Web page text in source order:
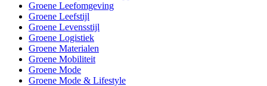
Groene Leefomgeving
Groene Leefstijl
Groene Levensstijl
Groene Logistiek
Groene Materialen
Groene Mobiliteit
Groene Mode
Groene Mode & Lifestyle